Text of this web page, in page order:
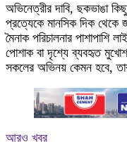
অভিনেত্রীর দাবি, ছকভাঙা
প্রত্যেকে মানসিক দিক থেকে
মৈনাক পরিচালনার পাশাপাশি
পোশাক বা দৃশ্যে ব্যবহৃত
সকলের অভিনয় কেমন হবে, তার
আরও খবর